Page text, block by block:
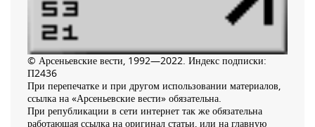
© Арсеньевские вести, 1992—2022. Индекс подписки:
П2436
При перепечатке и при другом использовании материалов,
ссылка на «Арсеньевские вести» обязательна.
При републикации в сети интернет так же обязательна
работающая ссылка на оригинал статьи, или на главную